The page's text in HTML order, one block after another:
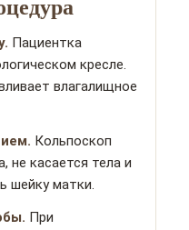
Пациентка
кресле.
влагалищное
Кольпоскоп
не касается тела и
шейку матки.
При